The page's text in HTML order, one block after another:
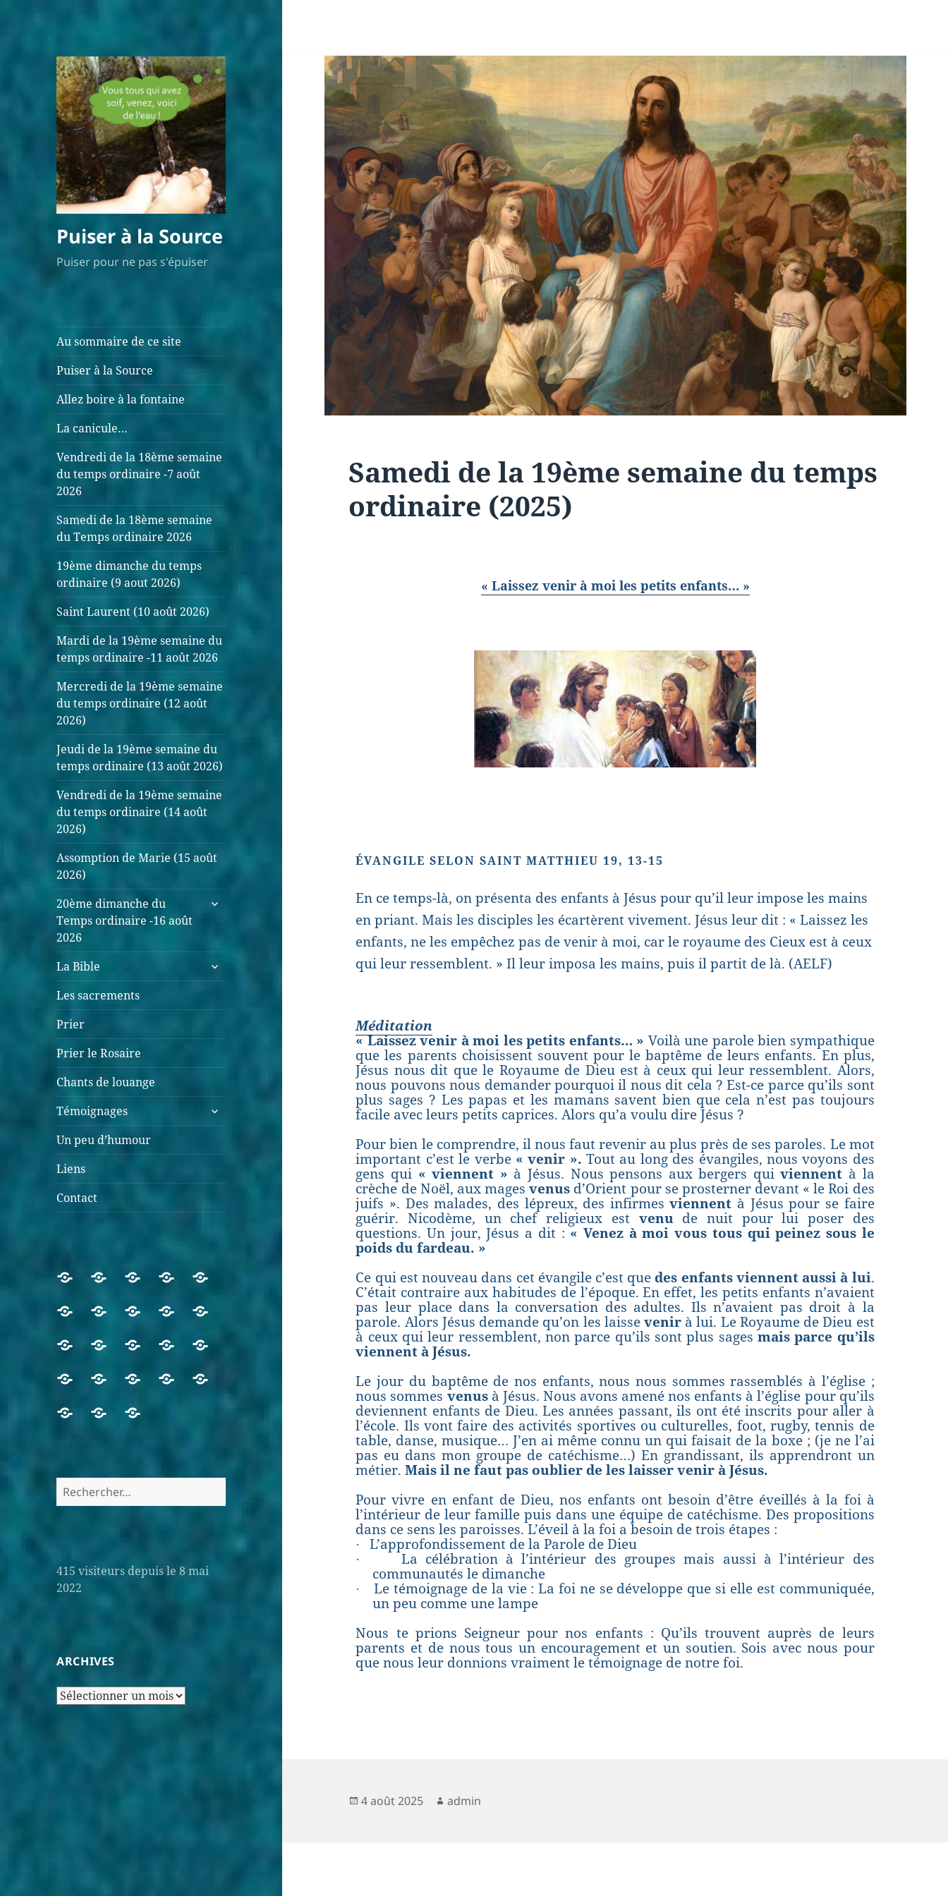
Puiser à la Source
Puiser pour ne pas s'épuiser
Au sommaire de ce site
Puiser à la Source
Allez boire à la fontaine
La canicule…
Vendredi de la 18ème semaine
du temps ordinaire -7 août
2026
Samedi de la 18ème semaine
du Temps ordinaire 2026
19ème dimanche du temps
ordinaire (9 aout 2026)
Saint Laurent (10 août 2026)
Mardi de la 19ème semaine du
temps ordinaire -11 août 2026
Mercredi de la 19ème semaine
du temps ordinaire (12 août
2026)
Jeudi de la 19ème semaine du
temps ordinaire (13 août 2026)
Vendredi de la 19ème semaine
du temps ordinaire (14 août
2026)
Assomption de Marie (15 août
2026)
20ème dimanche du
Temps ordinaire -16 août
2026
La Bible
Les sacrements
Prier
Prier le Rosaire
Chants de louange
Témoignages
Un peu d’humour
Liens
Contact
415 visiteurs depuis le 8 mai
2022
ARCHIVES
Samedi de la 19ème semaine du temps
ordinaire (2025)
« Laissez venir à moi les petits enfants… »
ÉVANGILE SELON SAINT MATTHIEU 19, 13-15
En ce temps-là, on présenta des enfants à Jésus pour qu’il leur impose les mains
en priant. Mais les disciples les écartèrent vivement. Jésus leur dit : « Laissez les
enfants, ne les empêchez pas de venir à moi, car le royaume des Cieux est à ceux
qui leur ressemblent. » Il leur imposa les mains, puis il partit de là. (AELF)
Méditation
« Laissez venir à moi les petits enfants… » Voilà une parole bien sympathique
que les parents choisissent souvent pour le baptême de leurs enfants. En plus,
Jésus nous dit que le Royaume de Dieu est à ceux qui leur ressemblent. Alors,
nous pouvons nous demander pourquoi il nous dit cela ? Est-ce parce qu’ils sont
plus sages ? Les papas et les mamans savent bien que cela n’est pas toujours
facile avec leurs petits caprices. Alors qu’a voulu dire Jésus ?
Pour bien le comprendre, il nous faut revenir au plus près de ses paroles. Le mot
important c’est le verbe « venir ». Tout au long des évangiles, nous voyons des
gens qui « viennent » à Jésus. Nous pensons aux bergers quiviennent à la
crèche de Noël, aux magesvenus d’Orient pour se prosterner devant « le Roi des
juifs ». Des malades, des lépreux, des infirmesviennent à Jésus pour se faire
guérir. Nicodème, un chef religieux est venu de nuit pour lui poser des
questions. Un jour, Jésus a dit : « Venez à moi vous tous qui peinez sous le
poids du fardeau. »
Ce qui est nouveau dans cet évangile c’est que des enfants viennent aussi à lui.
C’était contraire aux habitudes de l’époque. En effet, les petits enfants n’avaient
pas leur place dans la conversation des adultes. Ils n’avaient pas droit à la
parole. Alors Jésus demande qu’on les laissevenir à lui. Le Royaume de Dieu est
à ceux qui leur ressemblent, non parce qu’ils sont plus sages mais parce qu’ils
viennent à Jésus.
Le jour du baptême de nos enfants, nous nous sommes rassemblés à l’église ;
nous sommes venus à Jésus. Nous avons amené nos enfants à l’église pour qu’ils
deviennent enfants de Dieu. Les années passant, ils ont été inscrits pour aller à
l’école. Ils vont faire des activités sportives ou culturelles, foot, rugby, tennis de
table, danse, musique… J’en ai même connu un qui faisait de la boxe ; (je ne l’ai
pas eu dans mon groupe de catéchisme…) En grandissant, ils apprendront un
métier.Mais il ne faut pas oublier de les laisser venir à Jésus.
Pour vivre en enfant de Dieu, nos enfants ont besoin d’être éveillés à la foi à
l’intérieur de leur famille puis dans une équipe de catéchisme. Des propositions
dans ce sens les paroisses. L’éveil à la foi a besoin de trois étapes :
· L’approfondissement de la Parole de Dieu
·
La célébration à l’intérieur des groupes mais aussi à l’intérieur des
communautés le dimanche
·
Le témoignage de la vie : La foi ne se développe que si elle est communiquée,
un peu comme une lampe
Nous te prions Seigneur pour nos enfants : Qu’ils trouvent auprès de leurs
parents et de nous tous un encouragement et un soutien. Sois avec nous pour
que nous leur donnions vraiment le témoignage de notre foi.
4 août 2025 admin